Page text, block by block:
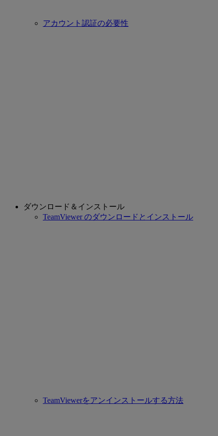
アカウント認証の必要性
ダウンロード＆インストール
TeamViewer のダウンロードとインストール
TeamViewerをアンインストールする方法